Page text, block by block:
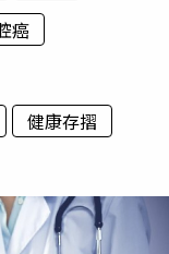
癌
健康存摺